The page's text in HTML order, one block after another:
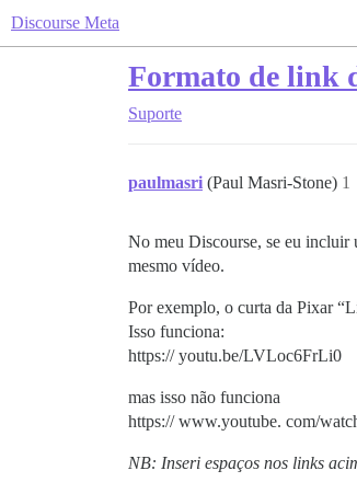
Discourse Meta
Formato de link
Suporte
paulmasri (Paul Masri-Stone) 1
No meu Discourse, se eu incluir
mesmo vídeo.
Por exemplo, o curta da Pixar
Isso funciona:
https:// youtu.be/LVLoc6FrLi0
mas isso não funciona
https:// www.youtube. com/
NB: Inseri espaços nos links